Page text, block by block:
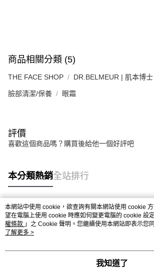
商品相關分類 (5)
THE FACE SHOP DR.BELMEUR | 肌本博士
臉部清潔/保養 眼霜
評價
喜歡這個商品嗎？購買後給他一個好評吧
本分類熱銷全站排行
熱門標籤
本網站中使用 cookie，欲查詢有關本網站使用 cookie
望在電腦上使用 cookie 時應如何變更電腦的 cookie 設
權條款 」之 Cookie 聲明。您繼續使用本網站即表示您
用條款之 Cookie 聲明使用 cookie。
了解更多 >
我知道了